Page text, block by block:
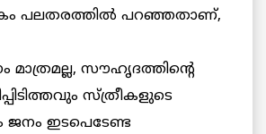
പലതരത്തില്‍ പറഞ്ഞതാണ്,
സൗഹൃദത്തിന്റെ
സ്ത്രീകളുടെ
ഇടപെടേണ്ട